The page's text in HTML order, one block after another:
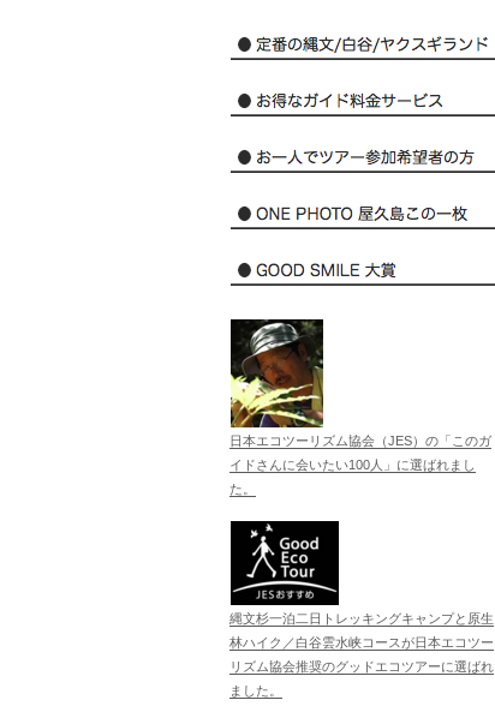
日本エコツーリズム協会（JES）の「このガ
イドさんに会いたい100人」に選ばれまし
た。
縄文杉一泊二日トレッキングキャンプと原生
林ハイク／白谷雲水峡コースが日本エコツー
リズム協会推奨のグッドエコツアーに選ばれ
ました。